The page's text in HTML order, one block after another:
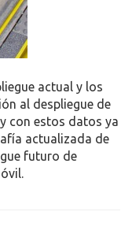
actual y los
al despliegue de
con estos datos ya
actualizada de
futuro de